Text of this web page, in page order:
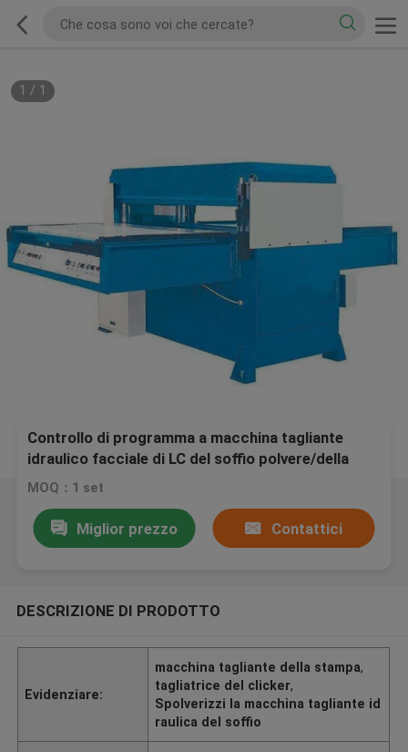
1 / 1
Controllo di programma a macchina tagliante
idraulico facciale di LC del soffio polvere/della
maschera
MOQ：1 set
Miglior prezzo Contattici
DESCRIZIONE DI PRODOTTO
Evidenziare:
macchina tagliante della stampa,
tagliatrice del clicker,
Spolverizzi la macchina tagliante id
raulica del soffio